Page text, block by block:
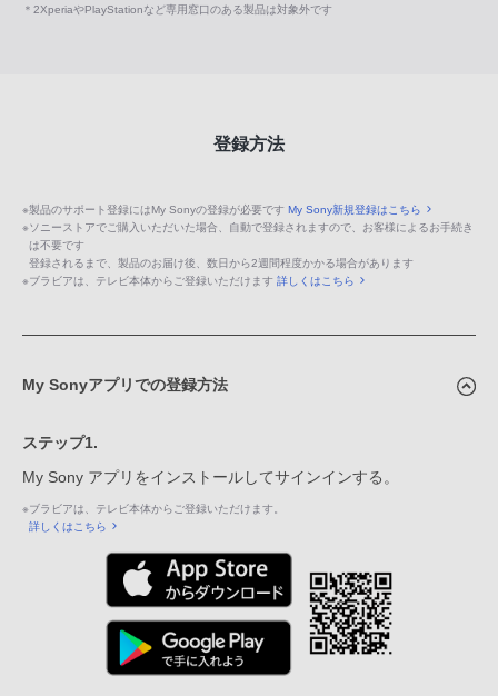
＊2XperiaやPlayStationなど専用窓口のある製品は対象外です
登録方法
※製品のサポート登録にはMy Sonyの登録が必要です My Sony新規登録はこちら
※ソニーストアでご購入いただいた場合、自動で登録されますので、お客様によるお手続き
は不要です
登録されるまで、製品のお届け後、数日から2週間程度かかる場合があります
※ブラビアは、テレビ本体からご登録いただけます 詳しくはこちら
My Sonyアプリでの登録方法
ステップ1.
My Sony アプリをインストールしてサインインする。
※ブラビアは、テレビ本体からご登録いただけます。
詳しくはこちら